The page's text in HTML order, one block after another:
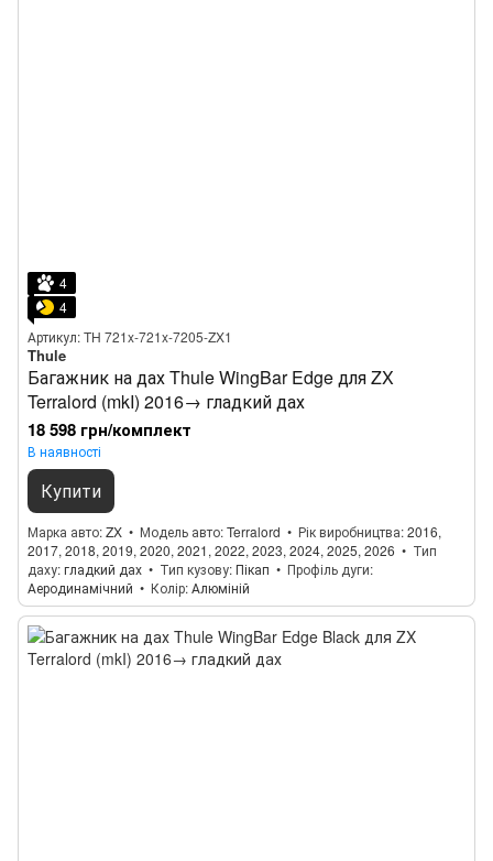
4
4
Артикул: TH 721x-721x-7205-ZX1
Thule
Багажник на дах Thule WingBar Edge для ZX
Terralord (mkI) 2016→ гладкий дах
18 598 грн/комплект
В наявності
Купити
Марка авто ZX Модель авто Terralord Рік виробництва 2016,
2017, 2018, 2019, 2020, 2021, 2022, 2023, 2024, 2025, 2026
Тип
даху гладкий дах Тип кузову Пікап
Профіль дуги
Аеродинамічний
Колір Алюміній